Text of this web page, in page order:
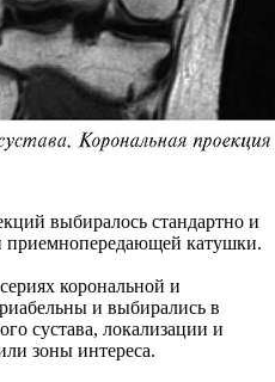
выбиралось стандартно и
приемнопередающей катушки.
корональной и
и выбирались в
сустава, локализации и
зоны интереса.